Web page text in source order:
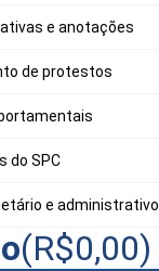
e anotações
de protestos
do SPC
e administrativo
(R$0,00)